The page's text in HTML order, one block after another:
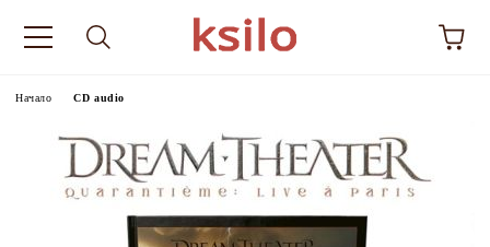
Начало CD audio